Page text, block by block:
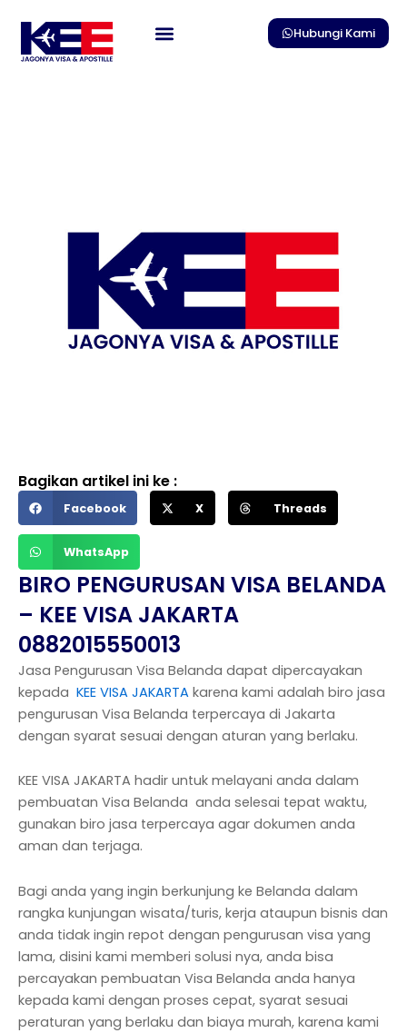
content
Hubungi Kami
Bagikan artikel ini ke :
Facebook X Threads
WhatsApp
BIRO PENGURUSAN VISA BELANDA
– KEE VISA JAKARTA
0882015550013
Jasa Pengurusan Visa Belanda dapat dipercayakan
kepada KEE VISA JAKARTA karena kami adalah biro jasa
pengurusan Visa Belanda terpercaya di Jakarta
dengan syarat sesuai dengan aturan yang berlaku.
KEE VISA JAKARTA hadir untuk melayani anda dalam
pembuatan Visa Belanda anda selesai tepat waktu,
gunakan biro jasa terpercaya agar dokumen anda
aman dan terjaga.
Bagi anda yang ingin berkunjung ke Belanda dalam
rangka kunjungan wisata/turis, kerja ataupun bisnis dan
anda tidak ingin repot dengan pengurusan visa yang
lama, disini kami memberi solusi nya, anda bisa
percayakan pembuatan Visa Belanda anda hanya
kepada kami dengan proses cepat, syarat sesuai
peraturan yang berlaku dan biaya murah, karena kami